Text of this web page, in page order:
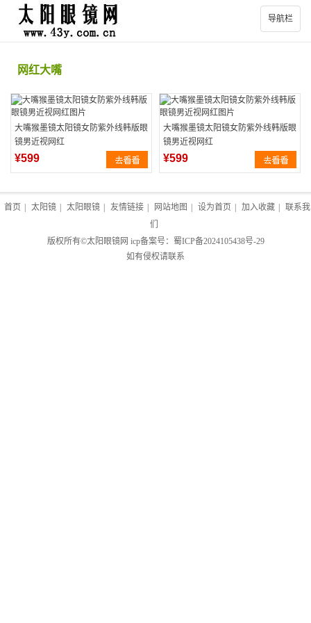
导航栏
网红大嘴
大嘴猴墨镜太阳镜女防紫外线韩版眼
镜男近视网红
¥599
大嘴猴墨镜太阳镜女防紫外线韩版眼
镜男近视网红
¥599
首页 太阳镜 太阳眼镜 友情链接 网站地图 设为首页 加入收藏
联系我
们
版权所有©太阳眼镜网 icp备案号： 蜀ICP备2024105438号-29
如有侵权请联系